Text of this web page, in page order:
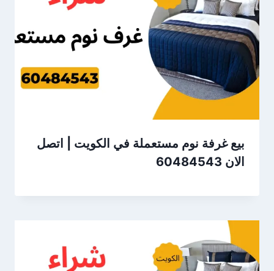
بيع غرفة نوم مستعملة في الكويت | اتصل
الان 60484543